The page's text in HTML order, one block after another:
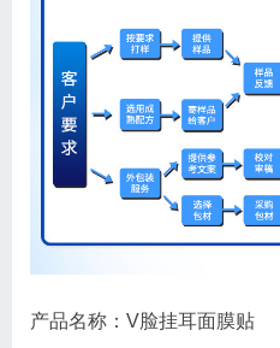
产品名称 ：V脸挂耳面膜贴